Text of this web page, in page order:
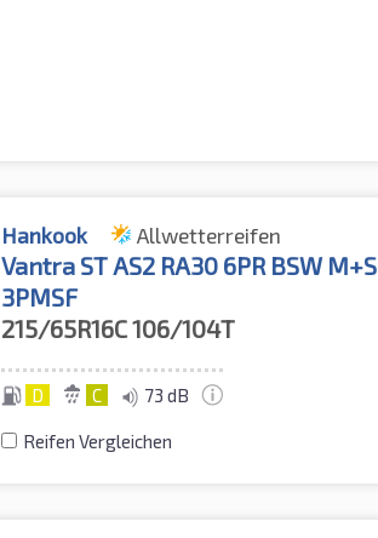
Hankook Allwetterreifen
Vantra ST AS2 RA30 6PR BSW M+S
3PMSF
215/65R16C106/104T
D C 73 dB
Reifen Vergleichen